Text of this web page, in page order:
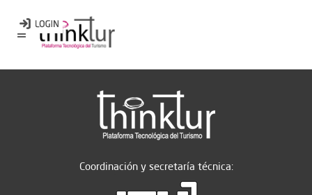
Coordinación y secretaría técnica: